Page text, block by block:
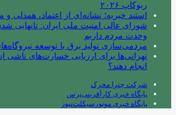
ربوکاپ ۲۰۲۶
استند خیریه؛ نشانه‌ای از اعتماد،
شورای عالی امنیت ملی ایران: تانهایی
وحدت مردم داریم
مردمی‌سازی تولید برق با توسعه
تهرانی‌ها برای ارزیابی خسارت‌های ناشی
انجام دهند؟
شرکت چترا محرک
پایگاه خبری کارآفرینی‌پرس
پایگاه خبری موتورسیکلت‌نیوز